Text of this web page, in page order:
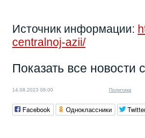
Источник информации:
centralnoj-azii/
Показать все новости
14.08.2023 08:00 Политика
Facebook Одноклассники